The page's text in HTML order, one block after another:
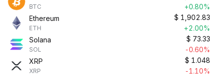
BTC
+0.80%
Ethereum
ETH
$ 1,902.83
+2.00%
Solana
SOL
$ 73.33
-0.60%
XRP
XRP
$ 1.048
-1.10%